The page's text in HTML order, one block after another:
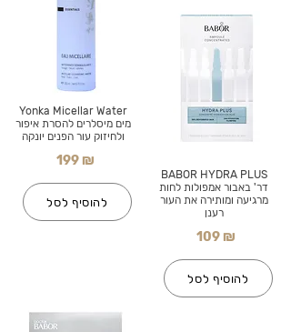
Yonka Micellar Water
מים מיסלרים להסרת איפור
ולחיזוק עור הפנים יונקה
199 ₪
להוסיף לסל
BABOR HYDRA PLUS
דר' באבור אמפולות לחות
מרגיעה ומותירה את העור
רענן
109 ₪
להוסיף לסל